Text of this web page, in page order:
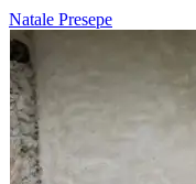
Natale Presepe